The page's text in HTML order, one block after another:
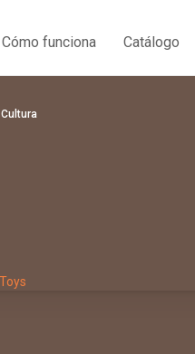
Cómo funciona Catálogo
Cultura